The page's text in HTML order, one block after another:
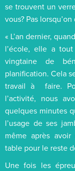
se trouvent un
vous? Pas
« L’an dernier,
l’école, elle a
vingtaine de
planification. Cela
travail à faire.
l’activité, nous
quelques minutes
l’usage de ses
même après
table pour le reste
Une fois les